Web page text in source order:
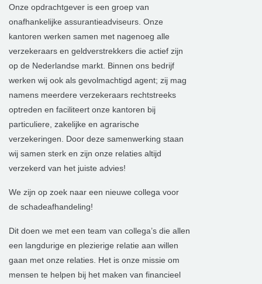
Onze opdrachtgever is een groep van
onafhankelijke assurantieadviseurs. Onze
kantoren werken samen met nagenoeg alle
verzekeraars en geldverstrekkers die actief zijn
op de Nederlandse markt. Binnen ons bedrijf
werken wij ook als gevolmachtigd agent; zij mag
namens meerdere verzekeraars rechtstreeks
optreden en faciliteert onze kantoren bij
particuliere, zakelijke en agrarische
verzekeringen. Door deze samenwerking staan
wij samen sterk en zijn onze relaties altijd
verzekerd van het juiste advies!
We zijn op zoek naar een nieuwe collega voor
de schadeafhandeling!
Dit doen we met een team van collega’s die allen
een langdurige en plezierige relatie aan willen
gaan met onze relaties. Het is onze missie om
mensen te helpen bij het maken van financieel